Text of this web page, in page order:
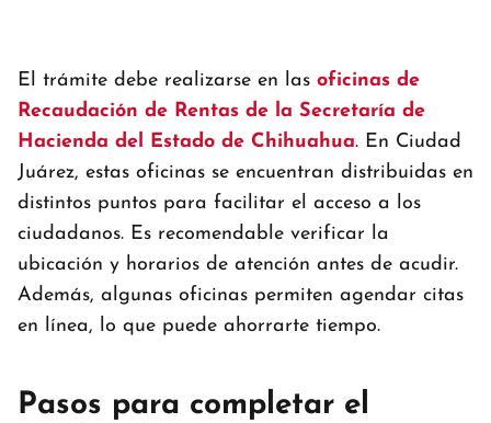
El trámite debe realizarse en las oficinas de
Recaudación de Rentas de la Secretaría de
Hacienda del Estado de Chihuahua. En Ciudad
Juárez, estas oficinas se encuentran distribuidas en
distintos puntos para facilitar el acceso a los
ciudadanos. Es recomendable verificar la
ubicación y horarios de atención antes de acudir.
Además, algunas oficinas permiten agendar citas
en línea, lo que puede ahorrarte tiempo.
Pasos para completar el